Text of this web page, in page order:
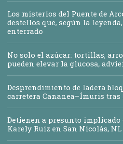
Los misterios del Puente de
destellos que, según la
enterrado
No solo el azúcar: tortillas,
pueden elevar la glucosa,
Desprendimiento de ladera
carretera Cananea–Ímuris
Detienen a presunto implicado
Karely Ruiz en San Nicolás, NL